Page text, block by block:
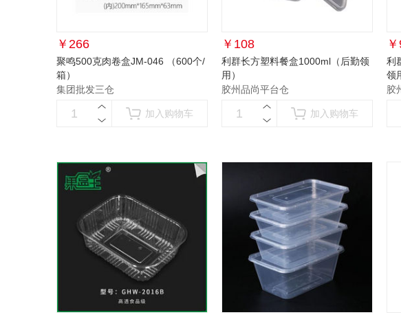
￥ 266
聚鸣500克肉卷盒JM-046 （600个/
箱）
集团批发三仓
加入购物车
￥ 108
利群长方塑料餐盒1000ml（后勤领
用）
胶州品尚平台仓
加入购物车
￥
利
领
胶